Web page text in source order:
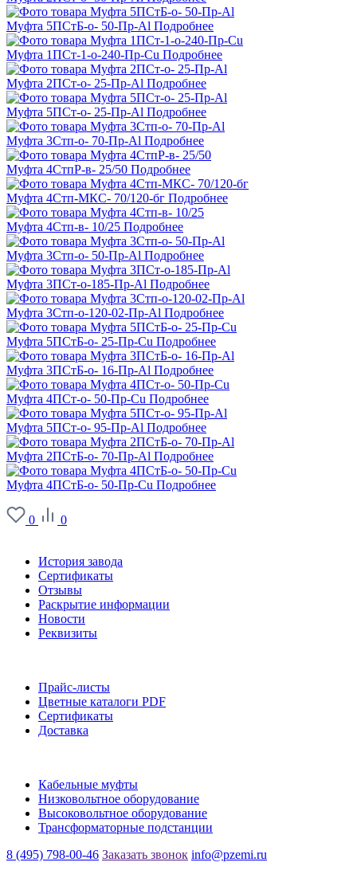
Муфта 5ПСтБ-о- 50-Пр-Al Подробнее
Муфта 1ПСт-1-о-240-Пр-Cu Подробнее
Муфта 2ПСт-о- 25-Пр-Al Подробнее
Муфта 5ПСт-о- 25-Пр-Al Подробнее
Муфта 3Стп-о- 70-Пр-Al Подробнее
Муфта 4СтпР-в- 25/50 Подробнее
Муфта 4Стп-МКС- 70/120-бг Подробнее
Муфта 4Стп-в- 10/25 Подробнее
Муфта 3Стп-о- 50-Пр-Al Подробнее
Муфта 3ПСт-о-185-Пр-Al Подробнее
Муфта 3Стп-о-120-02-Пр-Al Подробнее
Муфта 5ПСтБ-о- 25-Пр-Cu Подробнее
Муфта 3ПСтБ-о- 16-Пр-Al Подробнее
Муфта 4ПСт-о- 50-Пр-Cu Подробнее
Муфта 5ПСт-о- 95-Пр-Al Подробнее
Муфта 2ПСтБ-о- 70-Пр-Al Подробнее
Муфта 4ПСтБ-о- 50-Пр-Cu Подробнее
0
0
История завода
Сертификаты
Отзывы
Раскрытие информации
Новости
Реквизиты
Прайс-листы
Цветные каталоги PDF
Сертификаты
Доставка
Кабельные муфты
Низковольтное оборудование
Высоковольтное оборудование
Трансформаторные подстанции
8 (495) 798-00-46 Заказать звонок info@pzemi.ru